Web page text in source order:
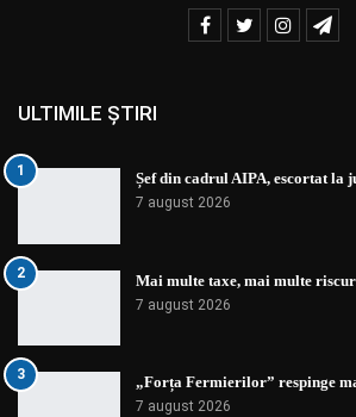
ULTIMILE ȘTIRI
1 Șef din cadrul AIPA, escortat la
7 august 2026
2 Mai multe taxe, mai multe
7 august 2026
3 „Forța Fermierilor” respinge
7 august 2026